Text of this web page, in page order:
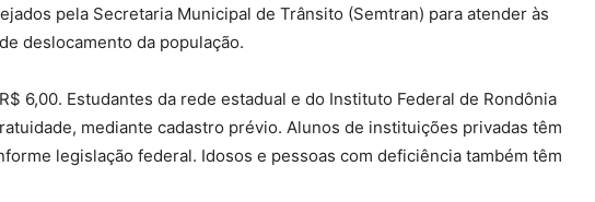
pela Secretaria Municipal de Trânsito (Semtran) para atender às
deslocamento da população.
6,00. Estudantes da rede estadual e do Instituto Federal de Rondônia
mediante cadastro prévio. Alunos de instituições privadas têm
legislação federal. Idosos e pessoas com deficiência também têm